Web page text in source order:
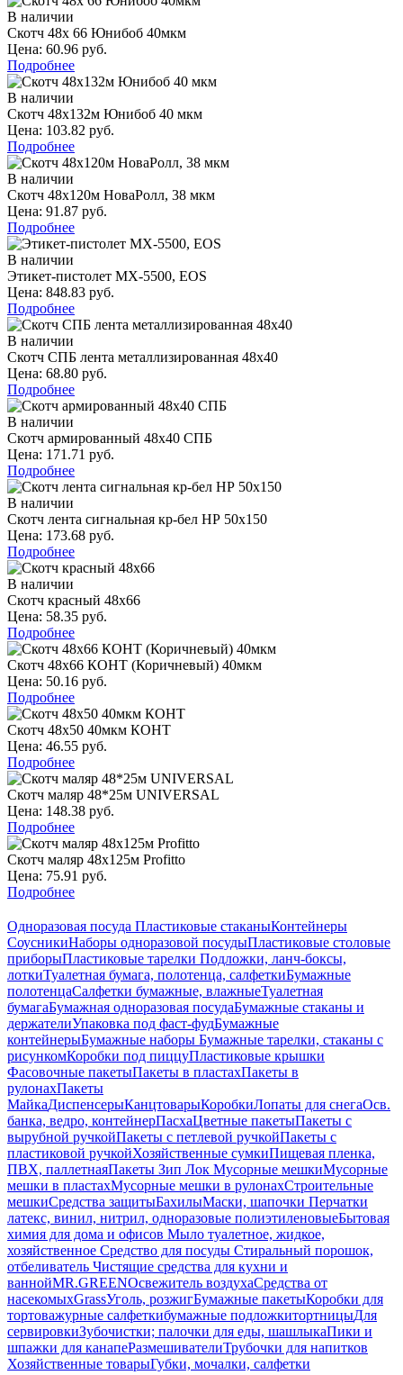
В наличии
Скотч 48х 66 Юнибоб 40мкм
Цена: 60.96 руб.
Подробнее
В наличии
Скотч 48х132м Юнибоб 40 мкм
Цена: 103.82 руб.
Подробнее
В наличии
Скотч 48х120м НоваРолл, 38 мкм
Цена: 91.87 руб.
Подробнее
В наличии
Этикет-пистолет МХ-5500, EOS
Цена: 848.83 руб.
Подробнее
В наличии
Скотч СПБ лента металлизированная 48х40
Цена: 68.80 руб.
Подробнее
В наличии
Скотч армированный 48х40 СПБ
Цена: 171.71 руб.
Подробнее
В наличии
Скотч лента сигнальная кр-бел НР 50х150
Цена: 173.68 руб.
Подробнее
В наличии
Скотч красный 48х66
Цена: 58.35 руб.
Подробнее
Скотч 48х66 КОНТ (Коричневый) 40мкм
Цена: 50.16 руб.
Подробнее
Скотч 48х50 40мкм КОНТ
Цена: 46.55 руб.
Подробнее
Скотч маляр 48*25м UNIVERSAL
Цена: 148.38 руб.
Подробнее
Скотч маляр 48х125м Profitto
Цена: 75.91 руб.
Подробнее
Одноразовая посуда Пластиковые стаканыКонтейнеры
СоусникиНаборы одноразовой посудыПластиковые столовые
приборыПластиковые тарелки Подложки, ланч-боксы,
лоткиТуалетная бумага, полотенца, салфеткиБумажные
полотенцаСалфетки бумажные, влажныеТуалетная
бумагаБумажная одноразовая посудаБумажные стаканы и
держателиУпаковка под фаст-фудБумажные
контейнерыБумажные наборы Бумажные тарелки, стаканы с
рисункомКоробки под пиццуПластиковые крышки
Фасовочные пакетыПакеты в пластахПакеты в
рулонахПакеты
МайкаДиспенсерыКанцтоварыКоробкиЛопаты для снегаОсв.
банка, ведро, контейнерПасхаЦветные пакетыПакеты с
вырубной ручкойПакеты с петлевой ручкойПакеты с
пластиковой ручкойХозяйственные сумкиПищевая пленка,
ПВХ, паллетнаяПакеты Зип Лок Мусорные мешкиМусорные
мешки в пластахМусорные мешки в рулонахСтроительные
мешкиСредства защитыБахилыМаски, шапочки Перчатки
латекс, винил, нитрил, одноразовые полиэтиленовыеБытовая
химия для дома и офисов Мыло туалетное, жидкое,
хозяйственное Средство для посуды Стиральный порошок,
отбеливатель Чистящие средства для кухни и
ваннойMR.GREENОсвежитель воздухаСредства от
насекомыхGrassУголь, розжигБумажные пакетыКоробки для
тортоважурные салфеткибумажные подложкитортницыДля
сервировкиЗубочистки; палочки для еды, шашлыкаПики и
шпажки для канапеРазмешивателиТрубочки для напитков
Хозяйственные товарыГубки, мочалки, салфетки